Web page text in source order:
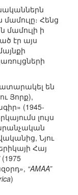
Հենց
ի
էր այս
են
Յորք),
(1945-
լույս
Նյու
Հայ
(1975
“AMAA”
)